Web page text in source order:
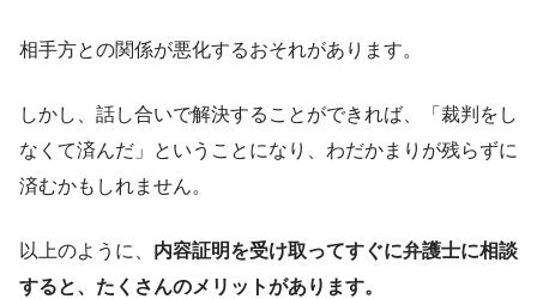
相手方との関係が悪化するおそれがあります。
しかし、話し合いで解決することができれば、「裁判をし
なくて済んだ」ということになり、わだかまりが残らずに
済むかもしれません。
以上のように、 内容証明を受け取ってすぐに弁護士に相談
すると、たくさんのメリットがあります。